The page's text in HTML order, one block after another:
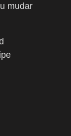
mudar